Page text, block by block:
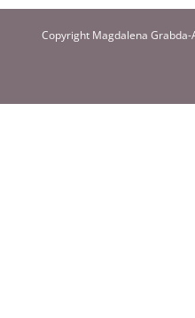
Copyright Magdalena